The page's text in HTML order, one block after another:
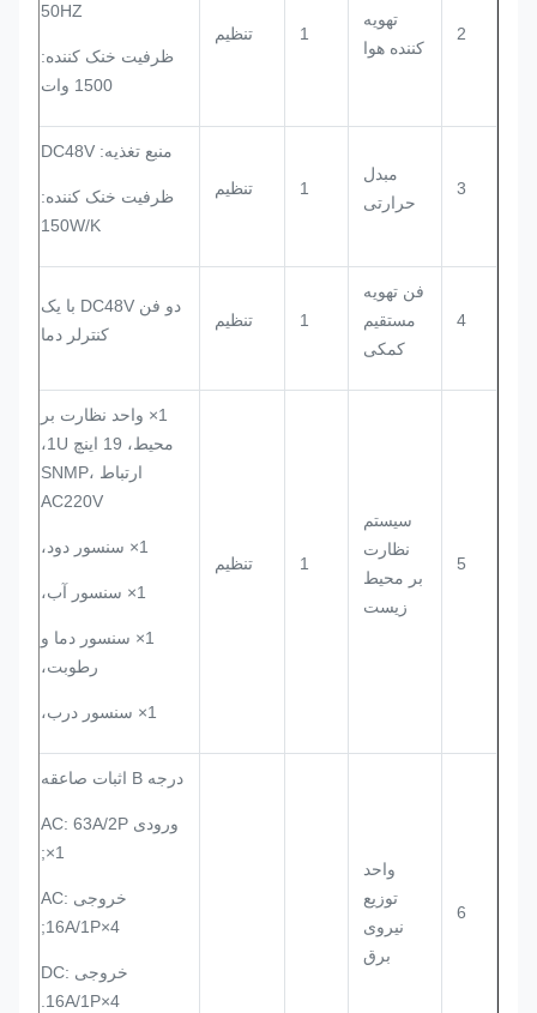
2
تهویه
کننده هوا
1 تنظیم
50HZ
ظرفیت خنک کننده:
1500 وات
3
مبدل
حرارتی
1 تنظیم
منبع تغذیه: DC48V
ظرفیت خنک کننده:
150W/K
4
فن تهویه
مستقیم
کمکی
1 تنظیم
دو فن DC48V با یک
کنترلر دما
5
سیستم
نظارت
بر محیط
زیست
1 تنظیم
1× واحد نظارت بر
محیط، 19 اینچ 1U،
ارتباط SNMP،
AC220V
1× سنسور دود،
1× سنسور آب،
1× سنسور دما و
رطوبت،
1× سنسور درب،
6
واحد
توزیع
نیروی
برق
درجه B اثبات صاعقه
ورودی AC: 63A/2P
×1;
خروجی AC:
16A/1P×4;
خروجی DC:
16A/1P×4.